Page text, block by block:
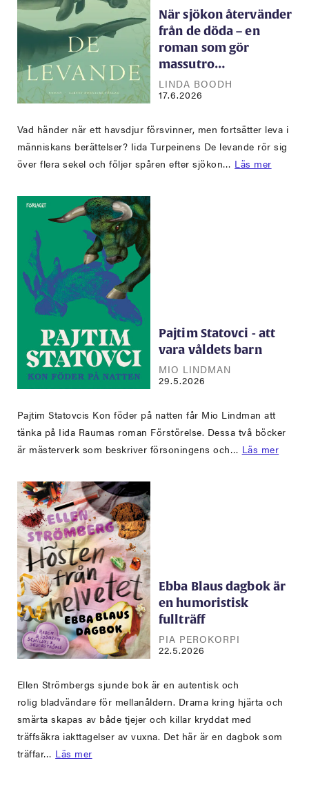
När sjökon återvänder
från de döda – en
roman som gör
massutro…
LINDA BOODH
17.6.2026
Vad händer när ett havsdjur försvinner, men fortsätter leva i
människans berättelser? Iida Turpeinens De levande rör sig
över flera sekel och följer spåren efter sjökon… Läs mer
Pajtim Statovci - att
vara våldets barn
MIO LINDMAN
29.5.2026
Pajtim Statovcis Kon föder på natten får Mio Lindman att
tänka på Iida Raumas roman Förstörelse. Dessa två böcker
är mästerverk som beskriver försoningens och… Läs mer
Ebba Blaus dagbok är
en humoristisk
fullträff
PIA PEROKORPI
22.5.2026
Ellen Strömbergs sjunde bok är en autentisk och
rolig bladvändare för mellanåldern. Drama kring hjärta och
smärta skapas av både tjejer och killar kryddat med
träffsäkra iakttagelser av vuxna. Det här är en dagbok som
träffar… Läs mer